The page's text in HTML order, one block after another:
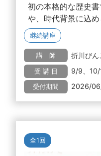
初の本格的な歴史
や、時代背景に込
継続講座
講 師 折川びん
受 講 日 9/9、10/
受付期間 2026/
全1回